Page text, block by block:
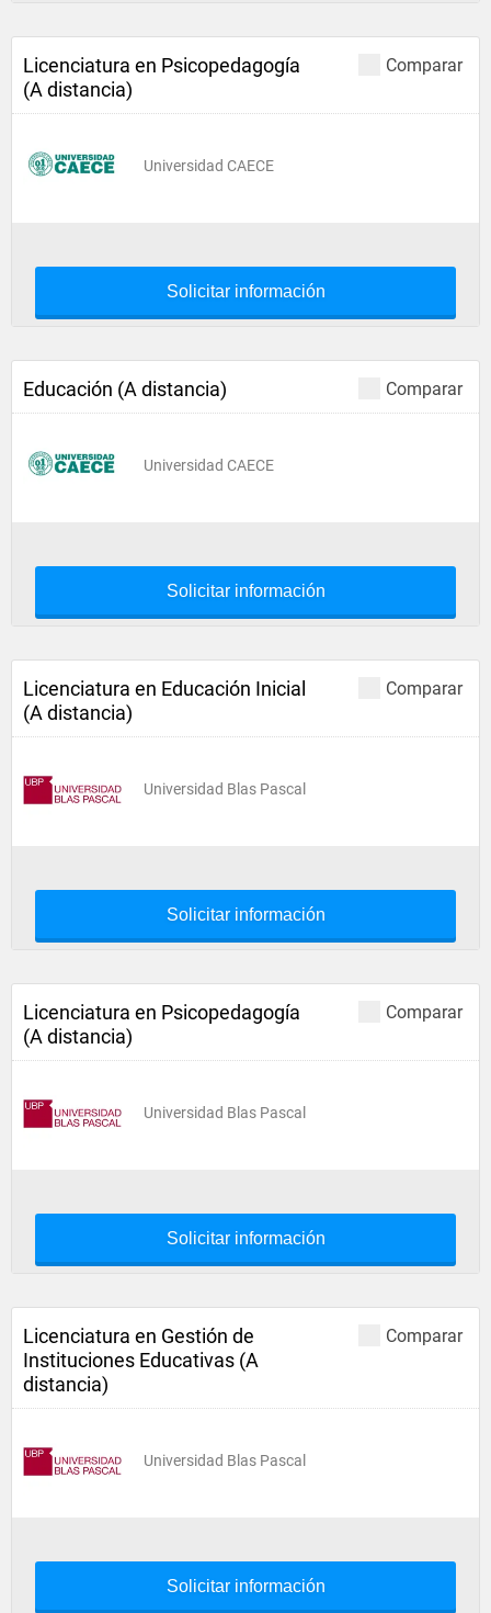
Comparar
Licenciatura en Psicopedagogía
(A distancia)
Universidad CAECE
Solicitar información
Comparar
Educación (A distancia)
Universidad CAECE
Solicitar información
Comparar
Licenciatura en Educación Inicial
(A distancia)
Universidad Blas Pascal
Solicitar información
Comparar
Licenciatura en Psicopedagogía
(A distancia)
Universidad Blas Pascal
Solicitar información
Comparar
Licenciatura en Gestión de
Instituciones Educativas (A
distancia)
Universidad Blas Pascal
Solicitar información